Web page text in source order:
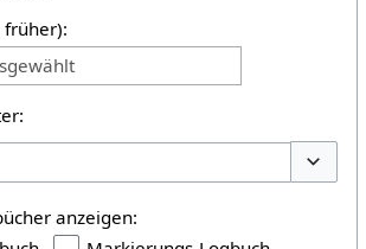
früher):
anzeigen: